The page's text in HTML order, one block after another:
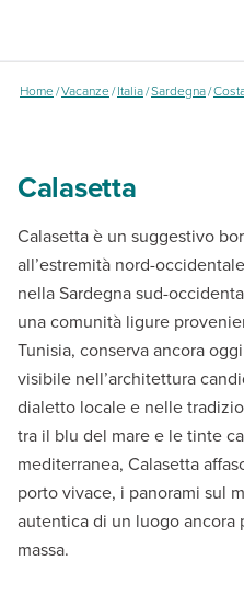
Home/Vacanze/Italia/Sardegna/
Calasetta
Calasetta è un suggestivo
all’estremità nord-
nella Sardegna sud-
una comunità ligure
Tunisia, conserva ancora
visibile nell’architettura
dialetto locale e nelle
tra il blu del mare e le tinte
mediterranea, Calasetta
porto vivace, i panorami sul
autentica di un luogo
massa.